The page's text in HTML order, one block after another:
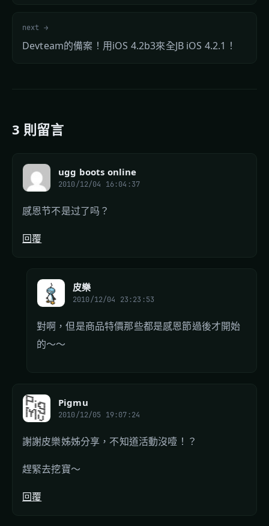
next →
Devteam的備案！用iOS 4.2b3來全JB iOS 4.2.1！
3 則留言
ugg boots online
2010/12/04 16:04:37
感恩节不是过了吗？
回覆
皮樂
2010/12/04 23:23:53
對啊，但是商品特價那些都是感恩節過後才開始
的～～
Pigmu
2010/12/05 19:07:24
謝謝皮樂姊姊分享，不知道活動沒噎！？
趕緊去挖寶～
回覆